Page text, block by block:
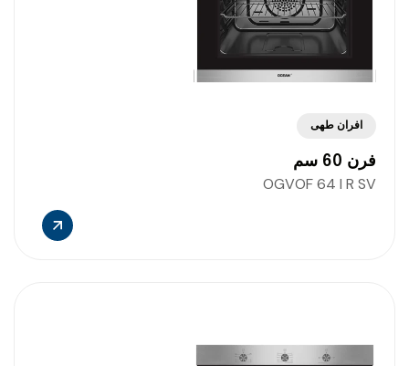
افران طهى
فرن 60 سم
OGVOF 64 I R SV